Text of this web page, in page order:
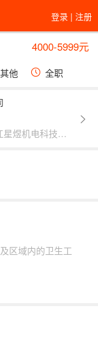
登录 | 注册
4000-5999元
其他 全职
武义桐琴五金大道23号（浙江星煜机电科技股份有限公司）
区域内的卫生工